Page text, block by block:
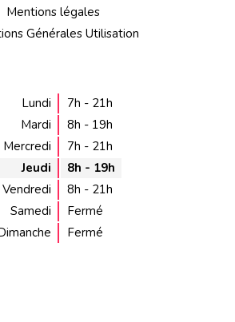
Mentions légales
Générales Utilisation
Lundi
7h - 21h
Mardi
8h - 19h
Mercredi
7h - 21h
Jeudi
8h - 19h
Vendredi
8h - 21h
Samedi
Fermé
Fermé